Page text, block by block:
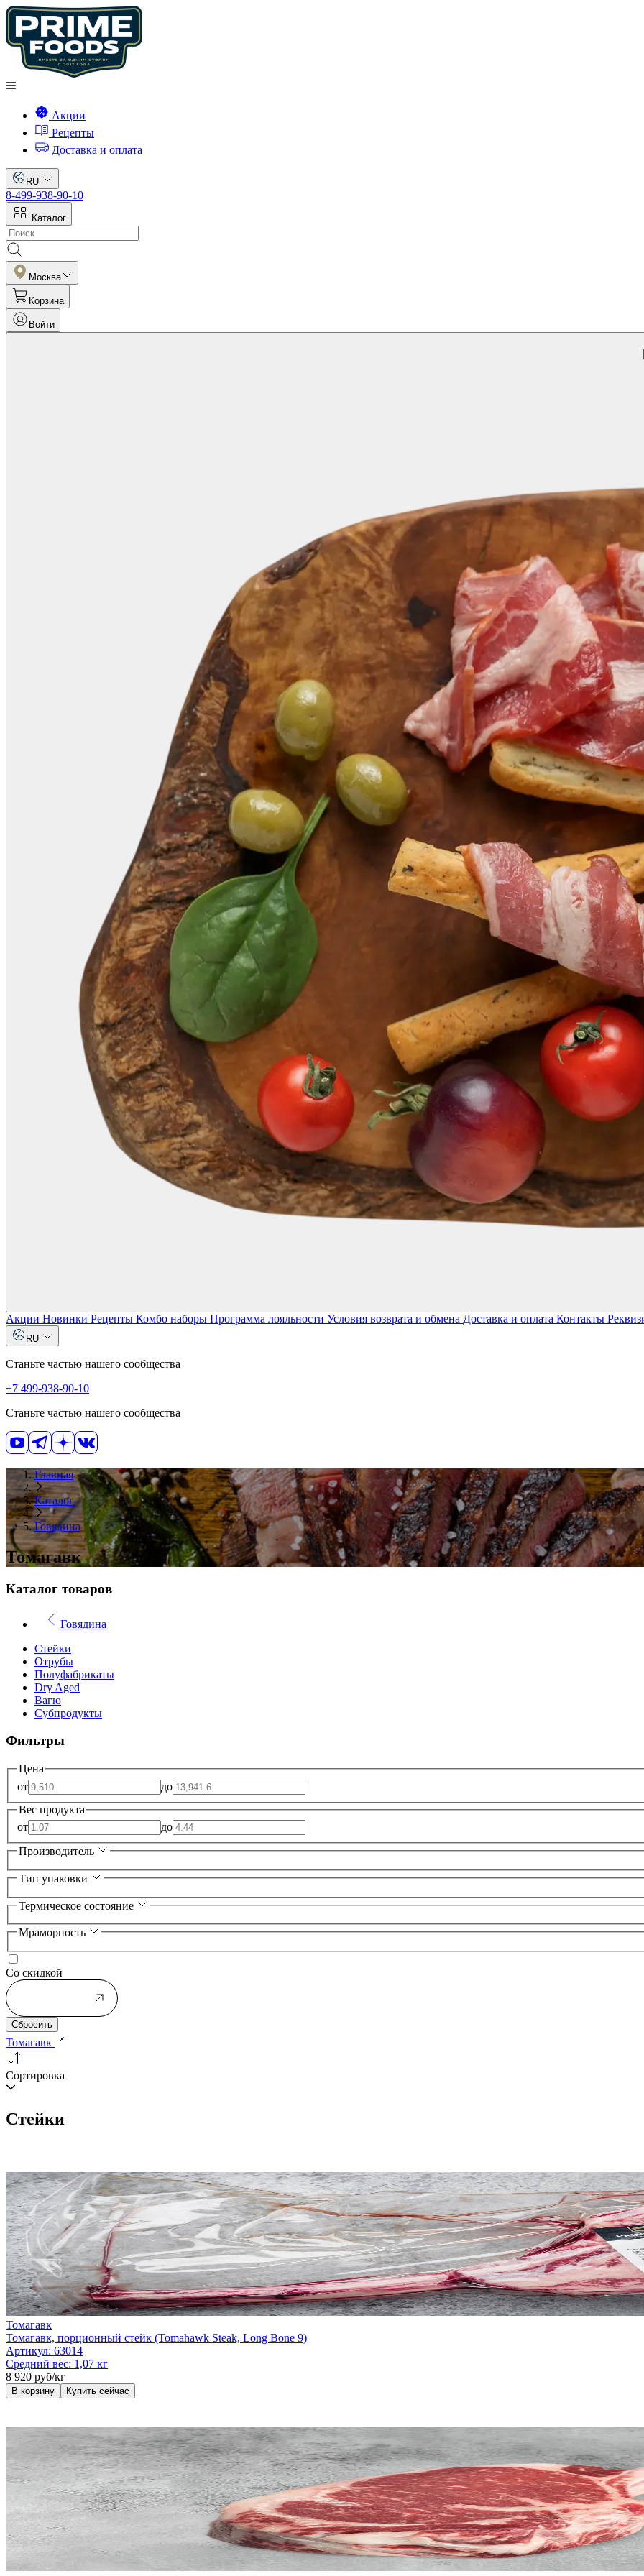
Акции
Рецепты
Доставка и оплата
RU
8-499-938-90-10
Каталог
Москва
Корзина
Войти
Акции Новинки Рецепты Комбо наборы Программа лояльности Условия возврата и обмена Доставка и оплата Контакты
RU
Станьте частью нашего сообщества
+7 499-938-90-10
Станьте частью нашего сообщества
Главная
Каталог
Говядина
Томагавк
Каталог товаров
Говядина
Стейки
Отрубы
Полуфабрикаты
Dry Aged
Вагю
Субпродукты
Фильтры
Цена
от
до
Вес продукта
от
до
Производитель
Тип упаковки
Термическое состояние
Мраморность
Со скидкой
Сбросить
Томагавк
Сортировка
Стейки
Томагавк
Томагавк, порционный стейк (Tomahawk Steak, Long Bone 9)
Артикул: 63014
Средний вес: 1,07 кг
8 920 руб/кг
В корзину Купить сейчас